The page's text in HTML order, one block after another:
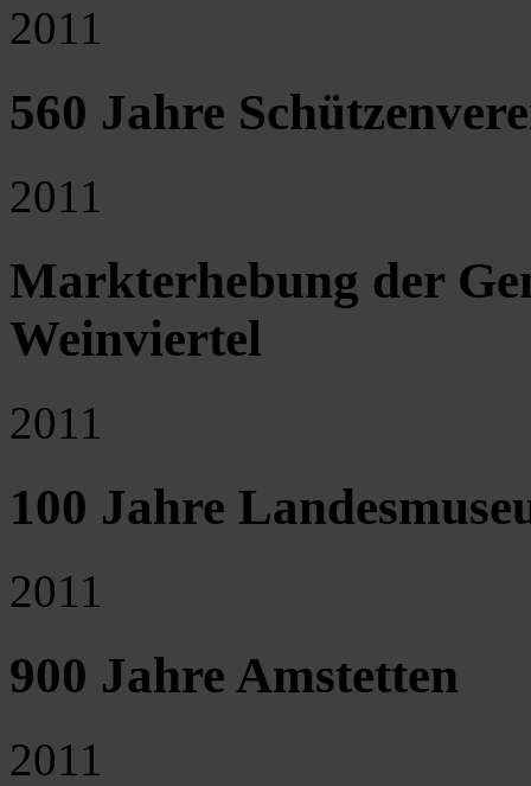
2011
560 Jahre
2011
Markterhebung der
Weinviertel
2011
100 Jahre
2011
900 Jahre Amstetten
2011